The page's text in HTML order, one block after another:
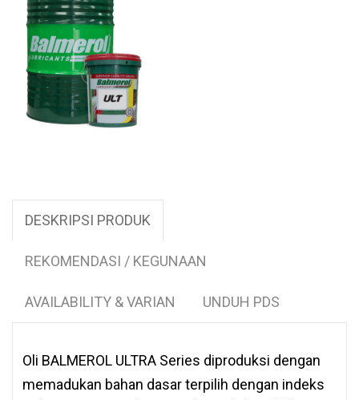
DESKRIPSI PRODUK
REKOMENDASI / KEGUNAAN
AVAILABILITY & VARIAN UNDUH PDS
Oli BALMEROL ULTRA Series diproduksi dengan
memadukan bahan dasar terpilih dengan indeks